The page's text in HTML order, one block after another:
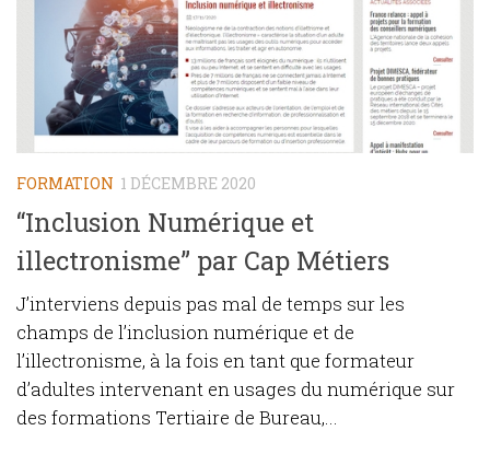
FORMATION 1 DÉCEMBRE 2020
“Inclusion Numérique et
illectronisme” par Cap Métiers
J’interviens depuis pas mal de temps sur les
champs de l’inclusion numérique et de
l’illectronisme, à la fois en tant que formateur
d’adultes intervenant en usages du numérique sur
des formations Tertiaire de Bureau,...